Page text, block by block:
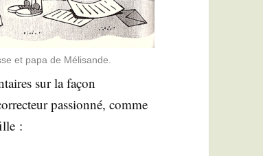
et papa de Mélisande.
sur la façon
pas­sion­né, comme
: